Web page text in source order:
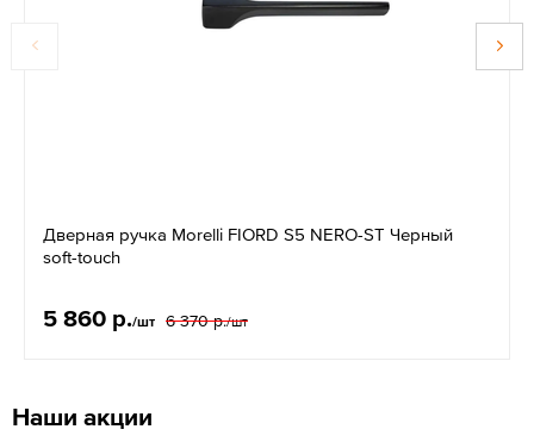
Дверная ручка Morelli FIORD S5 NERO-ST Черный
soft-touch
5 860 р./шт 6 370 р./шт
Наши акции